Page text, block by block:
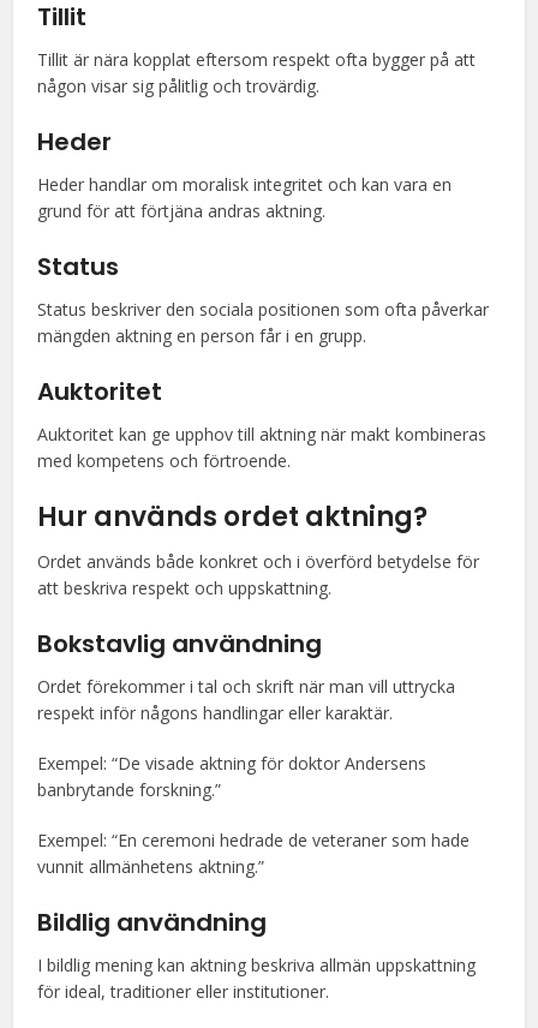
Tillit
Tillit är nära kopplat eftersom respekt ofta bygger på att
någon visar sig pålitlig och trovärdig.
Heder
Heder handlar om moralisk integritet och kan vara en
grund för att förtjäna andras aktning.
Status
Status beskriver den sociala positionen som ofta påverkar
mängden aktning en person får i en grupp.
Auktoritet
Auktoritet kan ge upphov till aktning när makt kombineras
med kompetens och förtroende.
Hur används ordet aktning?
Ordet används både konkret och i överförd betydelse för
att beskriva respekt och uppskattning.
Bokstavlig användning
Ordet förekommer i tal och skrift när man vill uttrycka
respekt inför någons handlingar eller karaktär.
Exempel: “De visade aktning för doktor Andersens
banbrytande forskning.”
Exempel: “En ceremoni hedrade de veteraner som hade
vunnit allmänhetens aktning.”
Bildlig användning
I bildlig mening kan aktning beskriva allmän uppskattning
för ideal, traditioner eller institutioner.